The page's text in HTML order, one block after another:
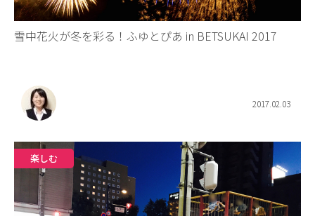
雪中花火が冬を彩る！ふゆとぴあ in BETSUKAI 2017
2017.02.03
楽しむ